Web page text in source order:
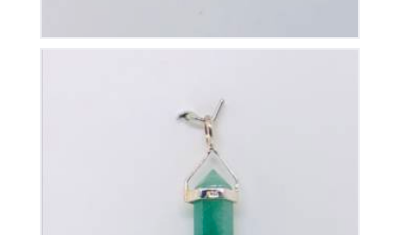
Pendentif Pointe Aventurine
35 €